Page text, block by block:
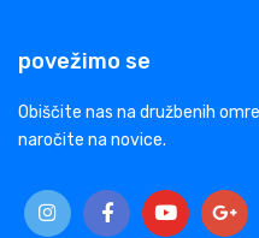
povežimo se
Obiščite nas na družbenih
naročite na novice.